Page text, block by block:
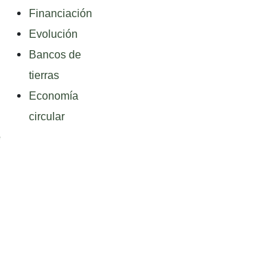
Financiación
Evolución
Bancos de
tierras
Economía
circular